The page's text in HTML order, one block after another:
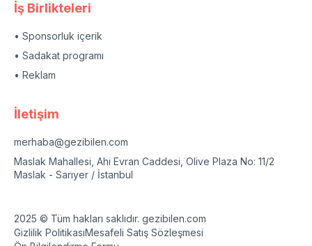
İş Birlikteleri
• Sponsorluk içerik
• Sadakat programı
• Reklam
İletişim
merhaba@gezibilen.com
Maslak Mahallesi, Ahi Evran Caddesi, Olive Plaza No: 11/2
Maslak - Sarıyer / İstanbul
2025 © Tüm hakları saklıdır. gezibilen.com
Gizlilik PolitikasıMesafeli Satış Sözleşmesi